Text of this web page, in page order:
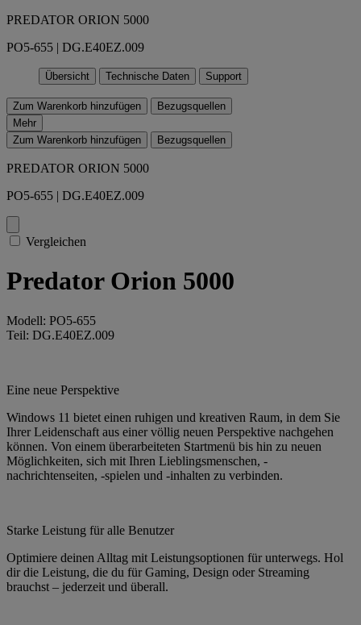
PREDATOR ORION 5000
PO5-655 | DG.E40EZ.009
Übersicht Technische Daten Support
Zum Warenkorb hinzufügen
Bezugsquellen
Mehr
Zum Warenkorb hinzufügen
Bezugsquellen
PREDATOR ORION 5000
PO5-655 | DG.E40EZ.009
Vergleichen
Predator Orion 5000
Modell: PO5-655
Teil: DG.E40EZ.009
Eine neue Perspektive
Windows 11 bietet einen ruhigen und kreativen Raum, in dem Sie
Ihrer Leidenschaft aus einer völlig neuen Perspektive nachgehen
können. Von einem überarbeiteten Startmenü bis hin zu neuen
Möglichkeiten, sich mit Ihren Lieblingsmenschen, -
nachrichtenseiten, -spielen und -inhalten zu verbinden.
Starke Leistung für alle Benutzer
Optimiere deinen Alltag mit Leistungsoptionen für unterwegs. Hol
dir die Leistung, die du für Gaming, Design oder Streaming
brauchst – jederzeit und überall.